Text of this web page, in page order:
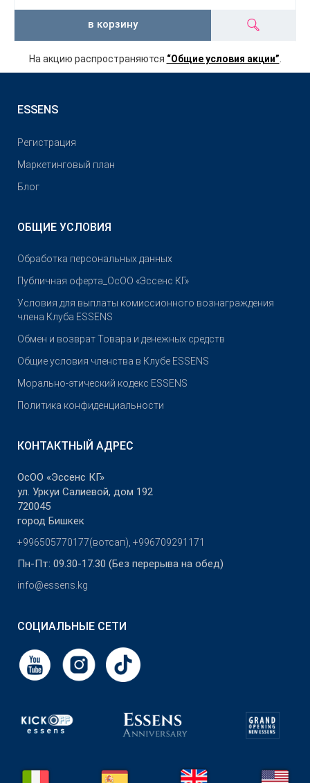
в корзину
На акцию распространяются “Общие условия акции”.
ESSENS
Pегистрация
Маркетинговый план
Блог
ОБЩИЕ УСЛОВИЯ
Обработка персональных данных
Публичная оферта_ОсОО «Эссенс КГ»
Условия для выплаты комиссионного вознаграждения
члена Клуба ESSENS
Обмен и возврат Товара и денежных средств
Общие условия членства в Клубе ESSENS
Морально-этический кодекс ESSENS
Политика конфиденциальности
КОНТАКТНЫЙ АДРЕС
ОсОО «Эссенс КГ»
ул. Уркуи Салиевой, дом 192
720045
город Бишкек
+996505770177(вотсап), +996709291171
Пн-Пт: 09.30-17.30 (Без перерыва на обед)
info@essens.kg
СОЦИАЛЬНЫЕ СЕТИ